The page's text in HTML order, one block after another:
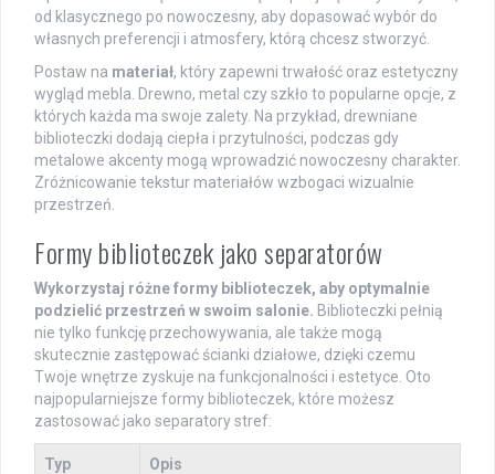
od klasycznego po nowoczesny, aby dopasować wybór do
własnych preferencji i atmosfery, którą chcesz stworzyć.
Postaw na materiał, który zapewni trwałość oraz estetyczny
wygląd mebla. Drewno, metal czy szkło to popularne opcje, z
których każda ma swoje zalety. Na przykład, drewniane
biblioteczki dodają ciepła i przytulności, podczas gdy
metalowe akcenty mogą wprowadzić nowoczesny charakter.
Zróżnicowanie tekstur materiałów wzbogaci wizualnie
przestrzeń.
Formy biblioteczek jako separatorów
Wykorzystaj różne formy biblioteczek, aby optymalnie
podzielić przestrzeń w swoim salonie. Biblioteczki pełnią
nie tylko funkcję przechowywania, ale także mogą
skutecznie zastępować ścianki działowe, dzięki czemu
Twoje wnętrze zyskuje na funkcjonalności i estetyce. Oto
najpopularniejsze formy biblioteczek, które możesz
zastosować jako separatory stref:
Typ
Opis